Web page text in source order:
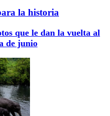
la historia
que le dan la vuelta al
de junio